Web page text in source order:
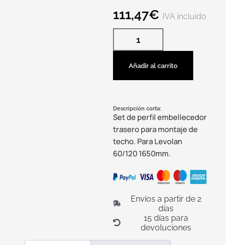
111,47€ IVA incluido
Añadir al carrito
Descripción corta:
Set de perfil embellecedor
trasero para montaje de
techo. Para Levolan
60/120 1650mm.
Envíos a partir de 2
días
15 días para
devoluciones